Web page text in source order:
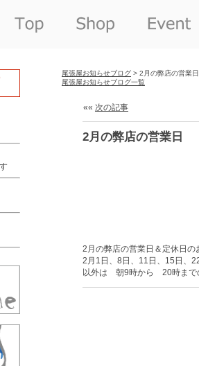
尾張屋お知らせブログ > 2月の弊店の営業日
尾張屋お知らせブログ一覧
«« 次の記事
2月の弊店の営業日
2月の弊店の営業日＆定休日の
2月1日、8日、11日、15日
以外は 朝9時から 20時まで